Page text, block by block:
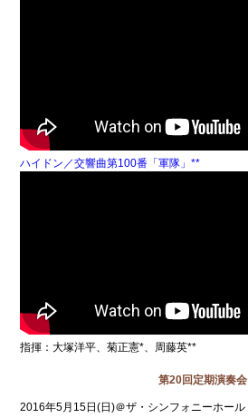
ハイドン／交響曲第100番「軍隊」**
指揮：大塚洋平、菊正憲*、周藤英**
第20回定期演奏会
2016年5月15日(日)＠ザ・シンフォニーホール